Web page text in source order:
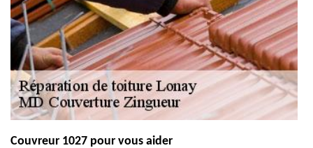
Couvreur 1027 pour vous aider